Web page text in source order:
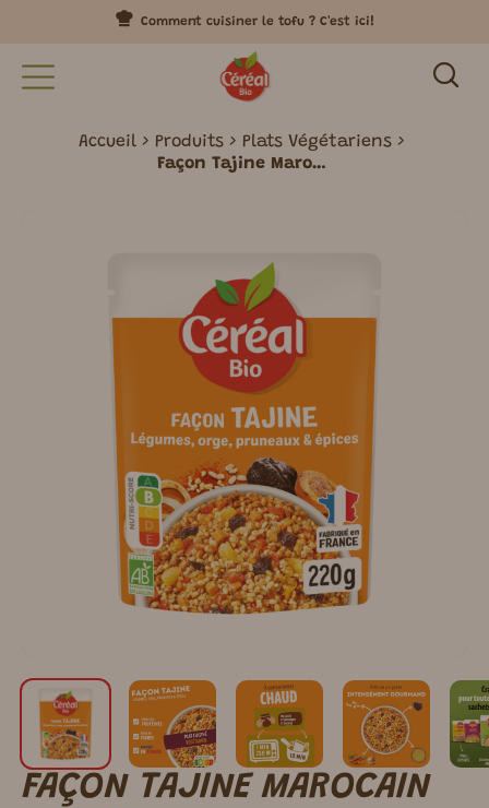
Comment cuisiner le tofu ? C'est ici!
Accueil Produits
Plats Végétariens
Façon Tajine Marocain
FAÇON TAJINE MAROCAIN